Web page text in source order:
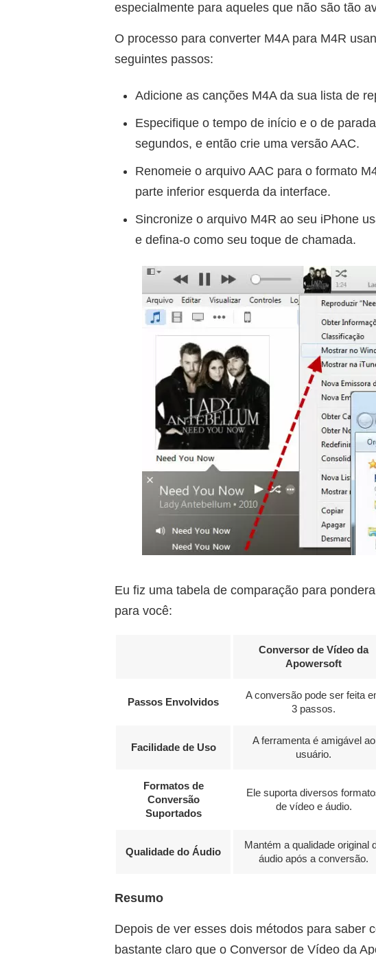
especialmente para aqueles que não são tão
O processo para converter M4A para M4R
seguintes passos:
Adicione as canções M4A da sua lista de
Especifique o tempo de início e o de
segundos, e então crie uma versão AAC.
Renomeie o arquivo AAC para o formato
parte inferior esquerda da interface.
Sincronize o arquivo M4R ao seu iPhone
e defina-o como seu toque de chamada.
Eu fiz uma tabela de comparação para
para você:
Conversor de Vídeo da
Apowersoft
Passos Envolvidos
A conversão pode ser feita
3 passos.
Facilidade de Uso
A ferramenta é amigável ao
usuário.
Formatos de
Conversão
Suportados
Ele suporta diversos
de vídeo e áudio.
Qualidade do Áudio
Mantém a qualidade original
áudio após a conversão.
Resumo
Depois de ver esses dois métodos para saber
bastante claro que o Conversor de Vídeo da